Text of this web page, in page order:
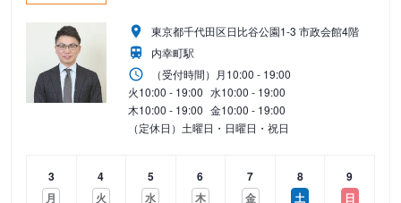
東京都千代田区日比谷公園1-3 市政会館4階
内幸町駅
（受付時間） 月10:00 - 19:00
火10:00 - 19:00 水10:00 - 19:00
木10:00 - 19:00 金10:00 - 19:00
（定休日）土曜日・日曜日・祝日
3
月
4
火
5
水
6
木
7
金
8
土
9
日